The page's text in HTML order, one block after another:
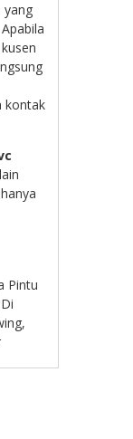
yang
kontak
Pintu
,